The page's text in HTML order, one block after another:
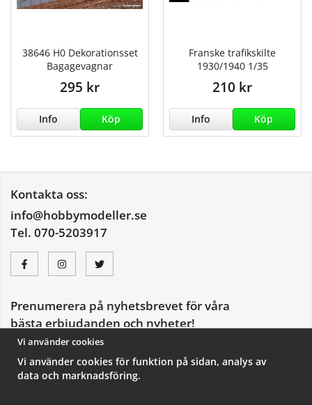
38646 H0 Dekorationsset
Bagagevagnar
295 kr
Info Köp
Franske trafikskilte
1930/1940 1/35
210 kr
Info Köp
Kontakta oss:
info@hobbymodeller.se
Tel. 070-5203917
Prenumerera på nyhetsbrevet för våra
bästa erbjudanden och nyheter!
E-
postadress
De uppgifter du matar in kommer endast användas till våra nyhetsbrev.
Vi använder cookies
Vi använder cookies för funktion på sidan, analys av
data och marknadsföring.